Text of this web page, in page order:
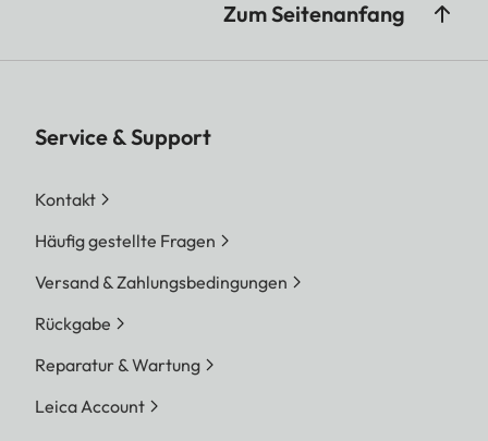
Zum Seitenanfang
Service & Support
Kontakt
Häufig gestellte Fragen
Versand & Zahlungsbedingungen
Rückgabe
Reparatur & Wartung
Leica Account